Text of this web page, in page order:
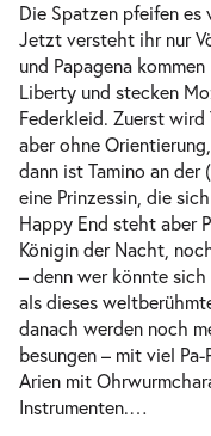
Pa-Pa-
Kinder-
Sa.
Sa.
15:00–16:00
Pa-Pa-
Kinder-
Die Spatzen pfeifen es
Jetzt versteht ihr nur
und Papagena
Liberty und stecken
Federkleid. Zuerst wird
aber ohne
dann ist Tamino an der
eine Prinzessin, die
Happy End steht aber
Königin der Nacht,
– denn wer könnte
als dieses
danach werden noch
besungen – mit viel
Arien mit
Instrumenten.…